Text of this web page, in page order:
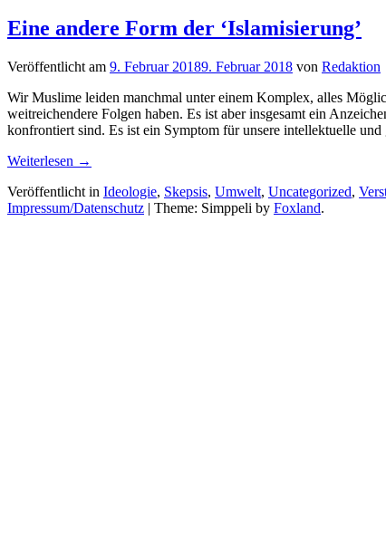
Eine andere Form der ‘Islamisierung’
Veröffentlicht am 9. Februar 20189. Februar 2018 von Redaktion
Wir Muslime leiden manchmal unter einem Komplex, alles
weitreichendere Folgen haben. Es ist aber insgesamt ein
konfrontiert sind. Es ist ein Symptom für unsere intellektuelle
Weiterlesen “Eine
Form
der
→
Veröffentlicht in Ideologie, Skepsis, Umwelt, Uncategorized,
Impressum/Datenschutz | Theme: Simppeli by Foxland.